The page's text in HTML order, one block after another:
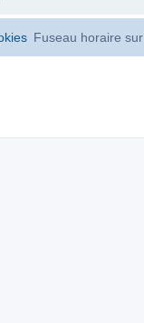
Fuseau horaire sur